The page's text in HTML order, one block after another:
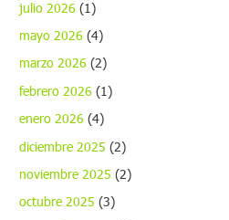
julio 2026 (1)
mayo 2026 (4)
marzo 2026 (2)
febrero 2026 (1)
enero 2026 (4)
diciembre 2025 (2)
noviembre 2025 (2)
octubre 2025 (3)